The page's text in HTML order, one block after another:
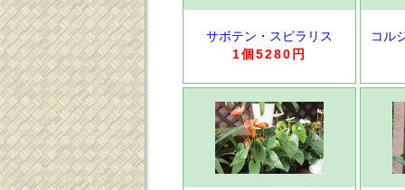
サボテン・スピラリス
1個5280円
コル